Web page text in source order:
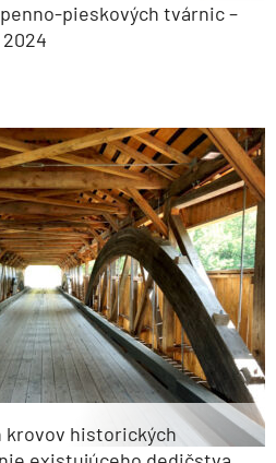
pieskových tvárnic –
krovov historických